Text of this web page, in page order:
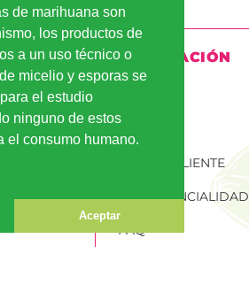
de marihuana son
los productos de
a un uso técnico o
micelio y esporas se
el estudio
ninguno de estos
el consumo humano.
Aceptar
INFORMACIÓN
CUENTA CLIENTE
CONFIDENCIALIDAD
FAQ